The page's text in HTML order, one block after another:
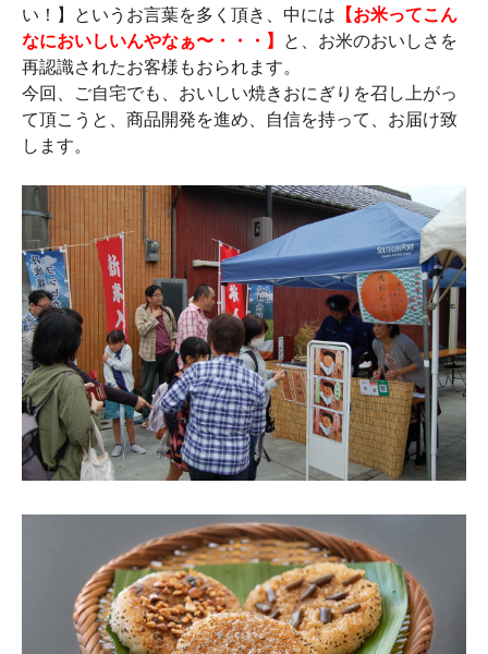
い！】というお言葉を多く頂き、中には 【お米ってこん
なにおいしいんやなぁ〜・・・】
と、お米のおいしさを
再認識されたお客様もおられます。
今回、ご自宅でも、おいしい焼きおにぎりを召し上がっ
て頂こうと、商品開発を進め、自信を持って、お届け致
します。